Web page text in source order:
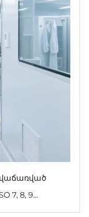
7, 8, 9
ազատ